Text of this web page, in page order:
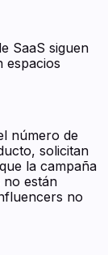
SaaS siguen
espacios
número de
solicitan
la campaña
no están
no